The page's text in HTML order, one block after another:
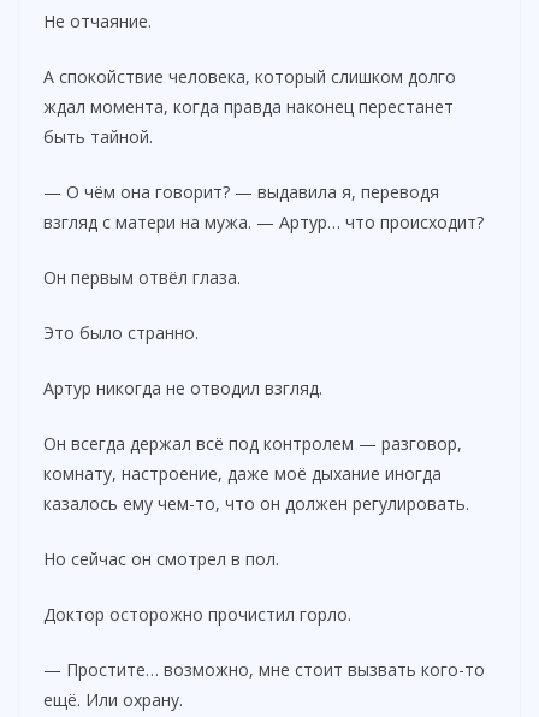
Не отчаяние.
А спокойствие человека, который слишком долго
ждал момента, когда правда наконец перестанет
быть тайной.
— О чём она говорит? — выдавила я, переводя
взгляд с матери на мужа. — Артур… что происходит?
Он первым отвёл глаза.
Это было странно.
Артур никогда не отводил взгляд.
Он всегда держал всё под контролем — разговор,
комнату, настроение, даже моё дыхание иногда
казалось ему чем-то, что он должен регулировать.
Но сейчас он смотрел в пол.
Доктор осторожно прочистил горло.
— Простите… возможно, мне стоит вызвать кого-то
ещё. Или охрану.